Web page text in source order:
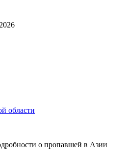
области
о пропавшей в Азии